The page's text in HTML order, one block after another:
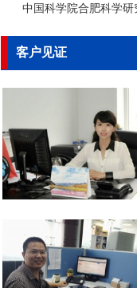
中国科学院合肥科学研
客户见证